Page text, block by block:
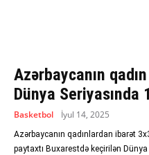
Azərbaycanın
Dünya Seriyasında
Basketbol
İyul 14, 2025
Azərbaycanın qadınlardan ibarət
paytaxtı Buxarestdə keçirilən